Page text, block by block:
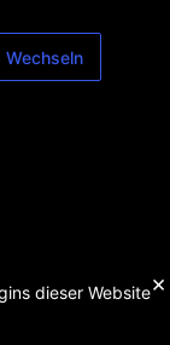
dieser Website×